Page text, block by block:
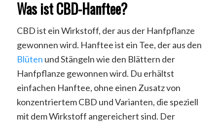
Was ist CBD-Hanftee?
CBD ist ein Wirkstoff, der aus der Hanfpflanze
gewonnen wird. Hanftee ist ein Tee, der aus den
Blüten und Stängeln wie den Blättern der
Hanfpflanze gewonnen wird. Du erhältst
einfachen Hanftee, ohne einen Zusatz von
konzentriertem CBD und Varianten, die speziell
mit dem Wirkstoff angereichert sind. Der